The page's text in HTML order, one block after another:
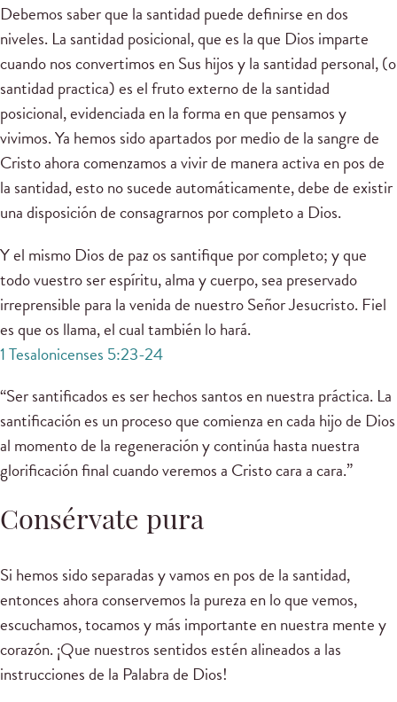
Debemos saber que la santidad puede definirse en dos
niveles. La santidad posicional, que es la que Dios imparte
cuando nos convertimos en Sus hijos y la santidad personal, (o
santidad practica) es el fruto externo de la santidad
posicional, evidenciada en la forma en que pensamos y
vivimos. Ya hemos sido apartados por medio de la sangre de
Cristo ahora comenzamos a vivir de manera activa en pos de
la santidad, esto no sucede automáticamente, debe de existir
una disposición de consagrarnos por completo a Dios.
Y el mismo Dios de paz os santifique por completo; y que
todo vuestro ser espíritu, alma y cuerpo, sea preservado
irreprensible para la venida de nuestro Señor Jesucristo. Fiel
es que os llama, el cual también lo hará.
1 Tesalonicenses 5:23-24
“Ser santificados es ser hechos santos en nuestra práctica. La
santificación es un proceso que comienza en cada hijo de Dios
al momento de la regeneración y continúa hasta nuestra
glorificación final cuando veremos a Cristo cara a cara.”
Consérvate pura
Si hemos sido separadas y vamos en pos de la santidad,
entonces ahora conservemos la pureza en lo que vemos,
escuchamos, tocamos y más importante en nuestra mente y
corazón. ¡Que nuestros sentidos estén alineados a las
instrucciones de la Palabra de Dios!